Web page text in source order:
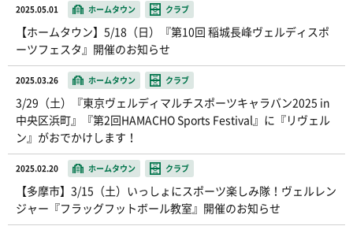
2025.05.01 ホームタウン クラブ
【ホームタウン】5/18（日）『第10回 稲城長峰ヴェルディスポ
ーツフェスタ』開催のお知らせ
2025.03.26 ホームタウン クラブ
3/29（土）『東京ヴェルディマルチスポーツキャラバン2025 in
中央区浜町』『第2回HAMACHO Sports Festival』に『リヴェル
ン』がおでかけします！
2025.02.20 ホームタウン クラブ
【多摩市】3/15（土）いっしょにスポーツ楽しみ隊！ヴェルレン
ジャー『フラッグフットボール教室』開催のお知らせ